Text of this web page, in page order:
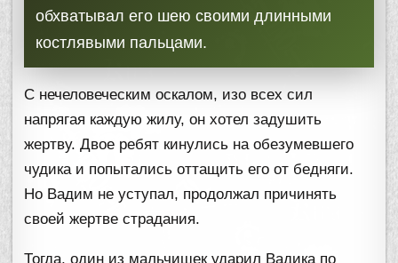
обхватывал его шею своими длинными
костлявыми пальцами.
С нечеловеческим оскалом, изо всех сил
напрягая каждую жилу, он хотел задушить
жертву. Двое ребят кинулись на обезумевшего
чудика и попытались оттащить его от бедняги.
Но Вадим не уступал, продолжал причинять
своей жертве страдания.
Тогда, один из мальчишек ударил Вадика по